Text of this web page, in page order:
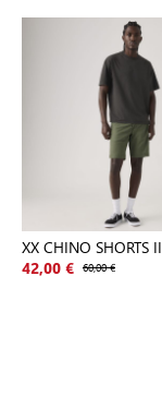
XX CHINO SHORTS II
42,00 € 60,00 €